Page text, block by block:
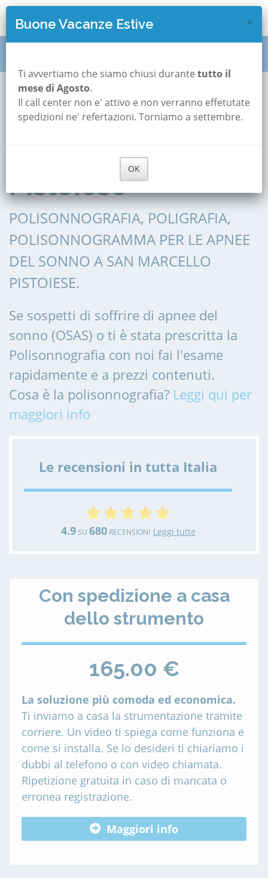
San Marcello Pistoiese
Polisonnografia a
San Marcello
Pistoiese
POLISONNOGRAFIA, POLIGRAFIA,
POLISONNOGRAMMA PER LE APNEE
DEL SONNO A SAN MARCELLO
PISTOIESE.
Se sospetti di soffrire di apnee del
sonno (OSAS) o ti è stata prescritta la
Polisonnografia con noi fai l'esame
rapidamente e a prezzi contenuti.
Cosa è la polisonnografia? Leggi qui per
maggiori info
Le recensioni in tutta Italia
4.9SU 680RECENSIONI Leggi tutte
Con spedizione a casa
dello strumento
165.00 €
La soluzione più comoda ed economica.
Ti inviamo a casa la strumentazione tramite
corriere. Un video ti spiega come funziona e
come si installa. Se lo desideri ti chiariamo i
dubbi al telefono o con video chiamata.
Ripetizione gratuita in caso di mancata o
erronea registrazione.
Maggiori info
×
Buone Vacanze Estive
Ti avvertiamo che siamo chiusi durante tutto il
mese di Agosto.
Il call center non e' attivo e non verranno effetutate
spedizioni ne' refertazioni. Torniamo a settembre.
OK